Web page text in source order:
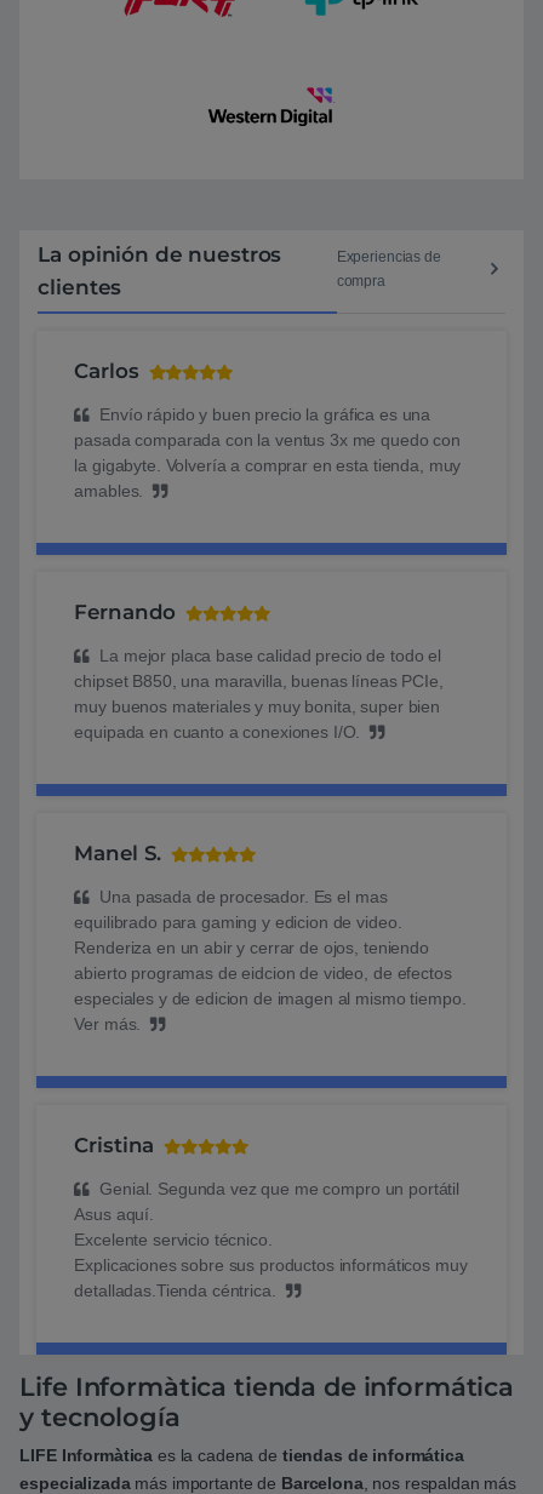
La opinión de nuestros
clientes
Experiencias de
compra
Carlos
Envío rápido y buen precio la gráfica es una
pasada comparada con la ventus 3x me quedo con
la gigabyte. Volvería a comprar en esta tienda, muy
amables.
Fernando
La mejor placa base calidad precio de todo el
chipset B850, una maravilla, buenas líneas PCIe,
muy buenos materiales y muy bonita, super bien
equipada en cuanto a conexiones I/O.
Manel S.
Una pasada de procesador. Es el mas
equilibrado para gaming y edicion de video.
Renderiza en un abir y cerrar de ojos, teniendo
abierto programas de eidcion de video, de efectos
especiales y de edicion de imagen al mismo tiempo.
Ver más.
Cristina
Genial. Segunda vez que me compro un portátil
Asus aquí.
Excelente servicio técnico.
Explicaciones sobre sus productos informáticos muy
detalladas.Tienda céntrica.
Life Informàtica tienda de informática
y tecnología
LIFE Informàtica es la cadena de tiendas de informática
especializadamás importante de Barcelona, nos respaldan más